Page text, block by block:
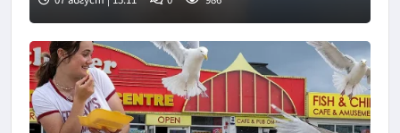
Снимка: инстаграм